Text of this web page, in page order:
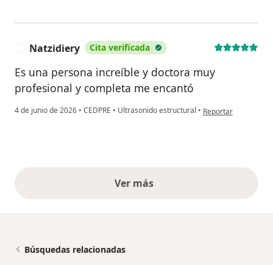
Natzidiery Cita verificada
Es una persona increíble y doctora muy
profesional y completa me encantó
4 de junio de 2026 • CEDPRE • Ultrasonido estructural • en opinión del
Reportar
Ver másopiniones anteriores
Búsquedas relacionadas